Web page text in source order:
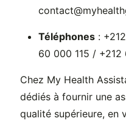
Téléphones :
60 000 115 /
Chez My Health
dédiés à fournir une
qualité supérieure, en